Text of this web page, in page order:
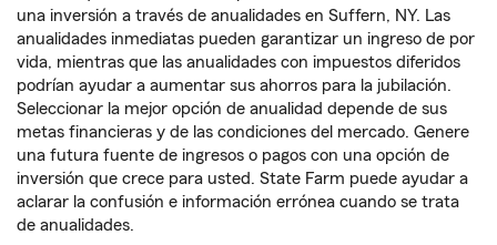
una inversión a través de anualidades en Suffern, NY. Las
anualidades inmediatas pueden garantizar un ingreso de por
vida, mientras que las anualidades con impuestos diferidos
podrían ayudar a aumentar sus ahorros para la jubilación.
Seleccionar la mejor opción de anualidad depende de sus
metas financieras y de las condiciones del mercado. Genere
una futura fuente de ingresos o pagos con una opción de
inversión que crece para usted. State Farm puede ayudar a
aclarar la confusión e información errónea cuando se trata
de anualidades.